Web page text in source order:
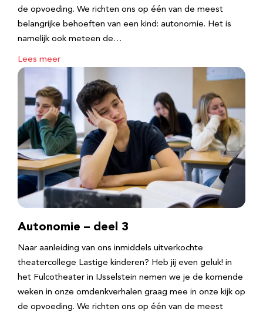
de opvoeding. We richten ons op één van de meest
belangrijke behoeften van een kind: autonomie. Het is
namelijk ook meteen de…
Lees meer
Autonomie – deel 3
Naar aanleiding van ons inmiddels uitverkochte
theatercollege Lastige kinderen? Heb jij even geluk! in
het Fulcotheater in IJsselstein nemen we je de komende
weken in onze omdenkverhalen graag mee in onze kijk op
de opvoeding. We richten ons op één van de meest